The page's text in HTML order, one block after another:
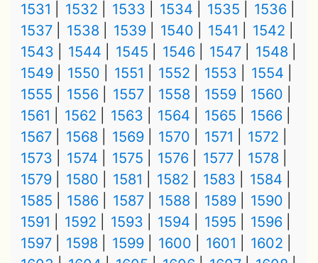
1531
1532 1533 1534 1535
1536
1537
1538 1539 1540 1541
1542
1543
1544 1545 1546 1547
1548
1549
1550 1551 1552 1553
1554
1555
1556 1557 1558 1559
1560
1561
1562 1563 1564 1565
1566
1567
1568 1569 1570 1571
1572
1573
1574 1575 1576 1577
1578
1579
1580 1581 1582 1583
1584
1585
1586 1587 1588 1589
1590
1591
1592 1593 1594 1595
1596
1597
1598 1599 1600 1601
1602